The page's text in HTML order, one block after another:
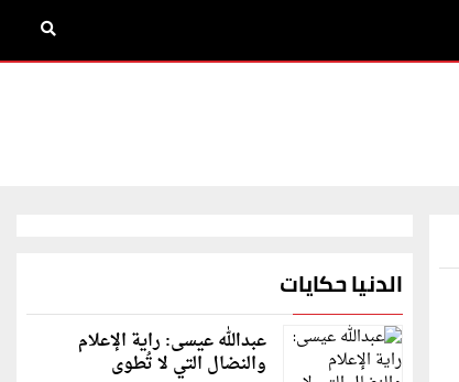
الدنيا حكايات
عبدالله عيسى: راية الإعلام
والنضال التي لا تُطوى